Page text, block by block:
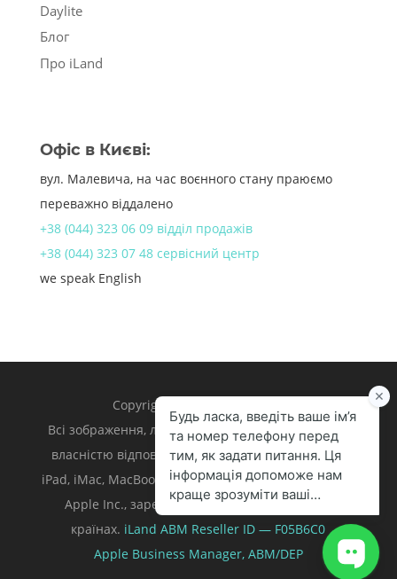
Daylite
Блог
Про iLand
Офіс в Києві:
вул. Малевича, на час воєнного стану праюємо
переважно віддалено
+38 (044) 323 06 09 відділ продажів
+38 (044) 323 07 48 сервісний центр
we speak English
Copyright 1998 – 2024 iLand.
Всі зображення, логотипи та торгівельні марки є
власністю відповідних власників. Apple, iPhone,
iPad, iMac, MacBook, Mac є торгівельними марками
Apple Inc., зареєстрованими у U.S. та інших
країнах. iLand ABM Reseller ID — F05B6C0
Apple Business Manager, ABM/DEP